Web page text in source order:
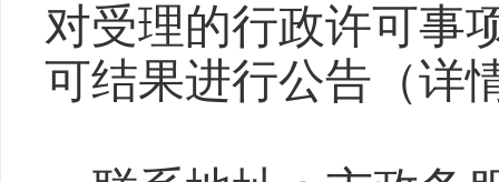
对受理的行政许可事
可结果进行公告（详